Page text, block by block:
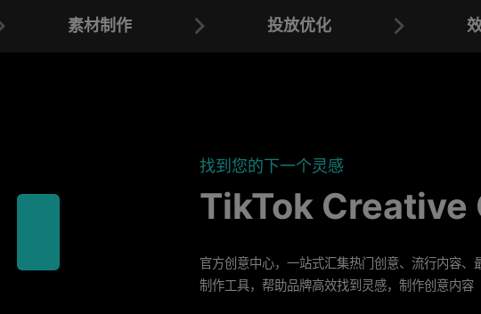
素材制作 投放优化
找到您的下一个灵感
TikTok Creative
官方创意中心，一站式汇集热门创意、流行内容
制作工具，帮助品牌高效找到灵感，制作创意内容